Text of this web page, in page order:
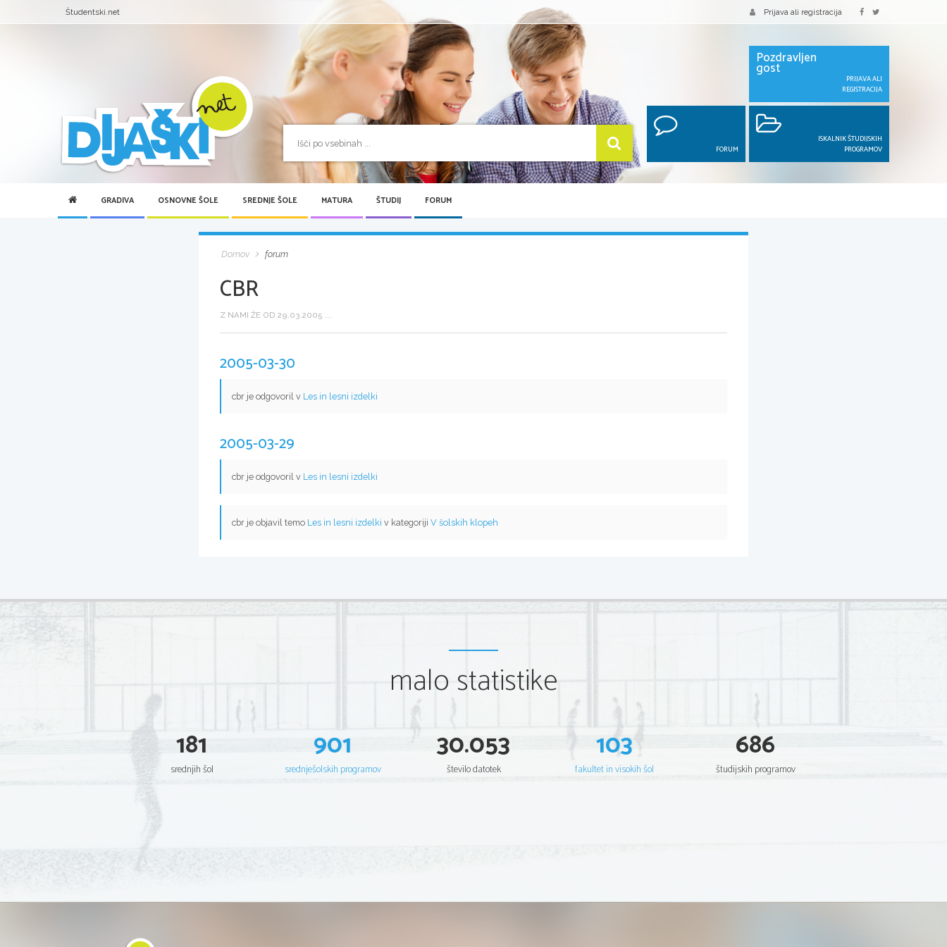
Študentski.net Prijava ali registracija
Pozdravljen
gost
PRIJAVA ALI
REGISTRACIJA
FORUM
ISKALNIK ŠTUDIJSKIH
PROGRAMOV
GRADIVA OSNOVNE ŠOLE SREDNJE ŠOLE MATURA ŠTUDIJ FORUM
Domov forum
CBR
Z NAMI ŽE OD 29.03.2005 ...
2005-03-30
cbr je odgovoril v Les in lesni izdelki
2005-03-29
cbr je odgovoril v Les in lesni izdelki
cbr je objavil temo Les in lesni izdelki v kategoriji V šolskih klopeh
malo statistike
181
srednjih šol
901
srednješolskih programov
30.053
število datotek
103
fakultet in visokih šol
686
študijskih programov